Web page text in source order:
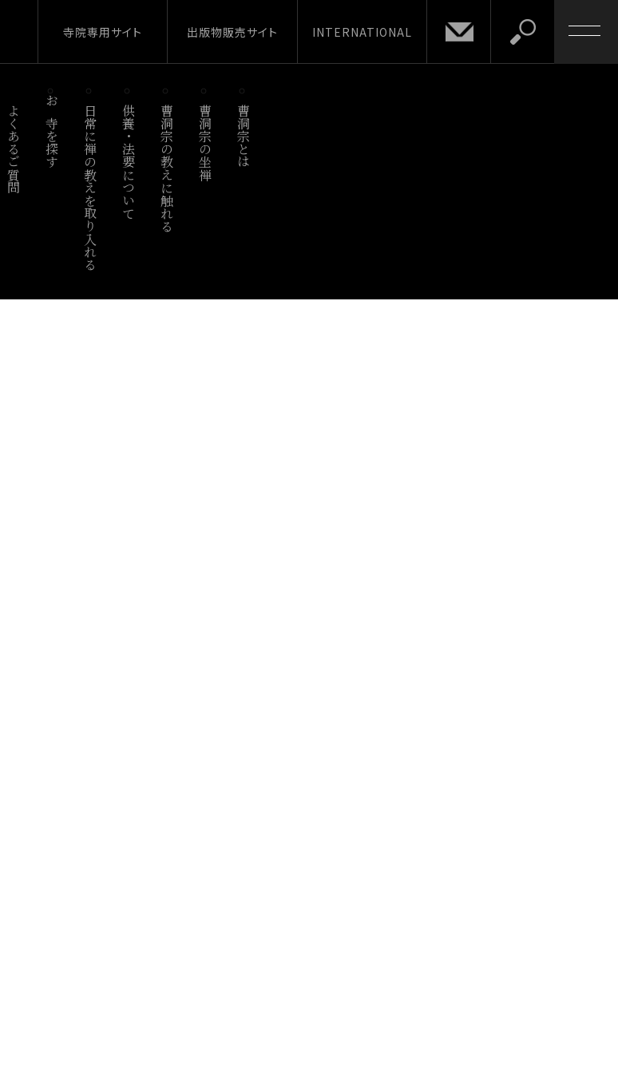
寺院専用サイト 出版物販売サイト INTERNATIONAL
よくあるご質問 お寺を探す 日常に禅の教えを取り入れる 供養・法要について 曹洞宗の教えに触れる 曹洞宗の坐禅 曹洞宗とは